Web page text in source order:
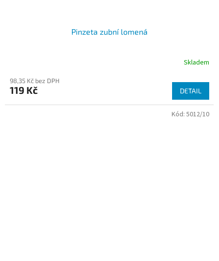
Pinzeta zubní lomená
Skladem
98,35 Kč bez DPH
119 Kč DETAIL
Kód: 5012/10